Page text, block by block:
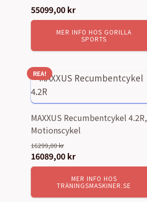
55099,00 kr
MER INFO HOS GORILLA
SPORTS
REA!
MAXXUS Recumbentcykel 4.2R,
Motionscykel
16299,00kr
Det
ursprungliga
var:
16089,00 kr
nuvarande
priset
MER INFO HOS
TRÄNINGSMASKINER.SE